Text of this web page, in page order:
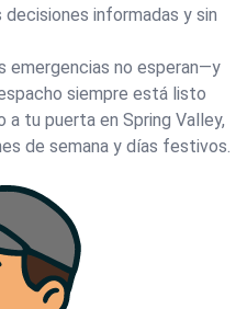
informadas y sin
emergencias no esperan—y
siempre está listo
a tu puerta en Spring Valley,
de semana y días festivos.